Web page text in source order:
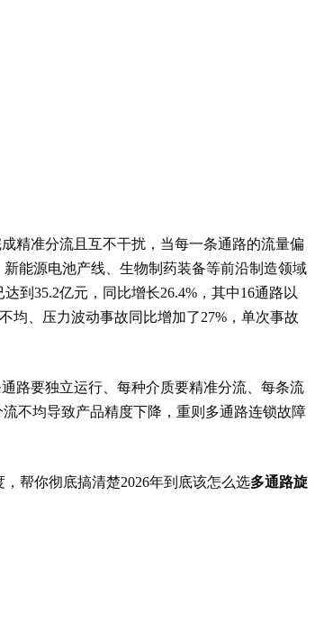
精准分流且互不干扰，当每一条通路的流量偏
能源电池产线、生物制药装备等前沿制造领域
到35.2亿元，同比增长26.4%，其中16通路以
均、压力波动事故同比增加了27%，单次事故
路要独立运行、每种介质要精准分流、每条流
流不均导致产品精度下降，重则多通路连锁故障
帮你彻底搞清楚2026年到底该怎么选多通路旋